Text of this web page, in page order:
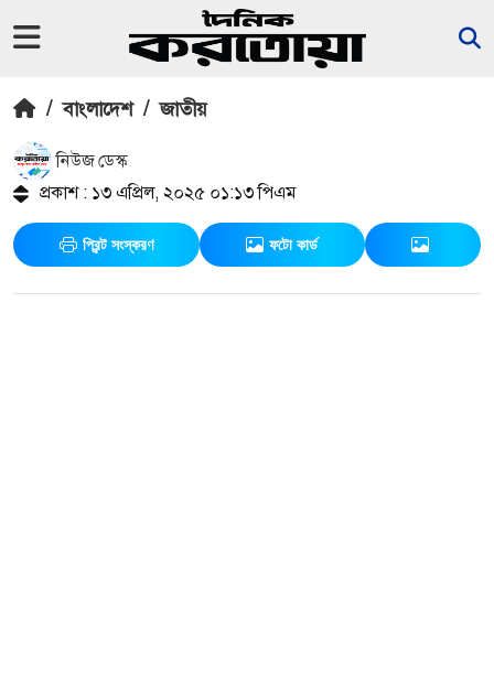
/ বাংলাদেশ / জাতীয়
নিউজ ডেস্ক
প্রকাশ : ১৩ এপ্রিল, ২০২৫ ০১:১৩ পিএম
প্রিন্ট সংস্করণ ফটো কার্ড